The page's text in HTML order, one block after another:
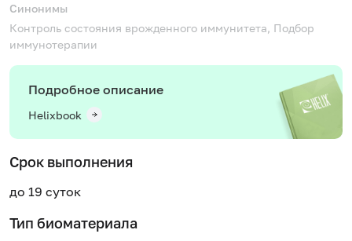
Синонимы
Контроль состояния врожденного иммунитета, Подбор
иммунотерапии
Подробное описание
Helixbook
Срок выполнения
до 19 суток
Тип биоматериала